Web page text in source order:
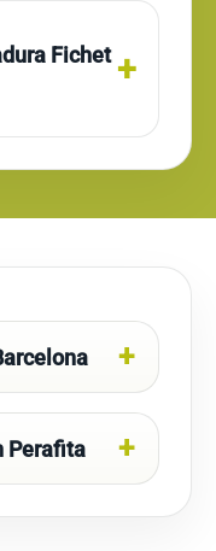
Fichet
Perafita